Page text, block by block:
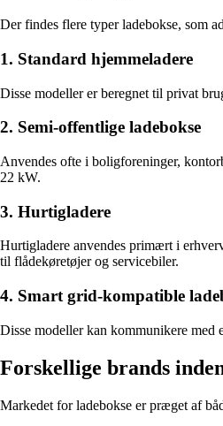
Der findes flere typer ladebokse, som
1. Standard hjemmeladere
Disse modeller er beregnet til privat
2. Semi-offentlige ladebokse
Anvendes ofte i boligforeninger,
22 kW.
3. Hurtigladere
Hurtigladere anvendes primært i
til flådekøretøjer og servicebiler.
4. Smart grid-kompatible
Disse modeller kan kommunikere med
Forskellige brands
Markedet for ladebokse er præget af